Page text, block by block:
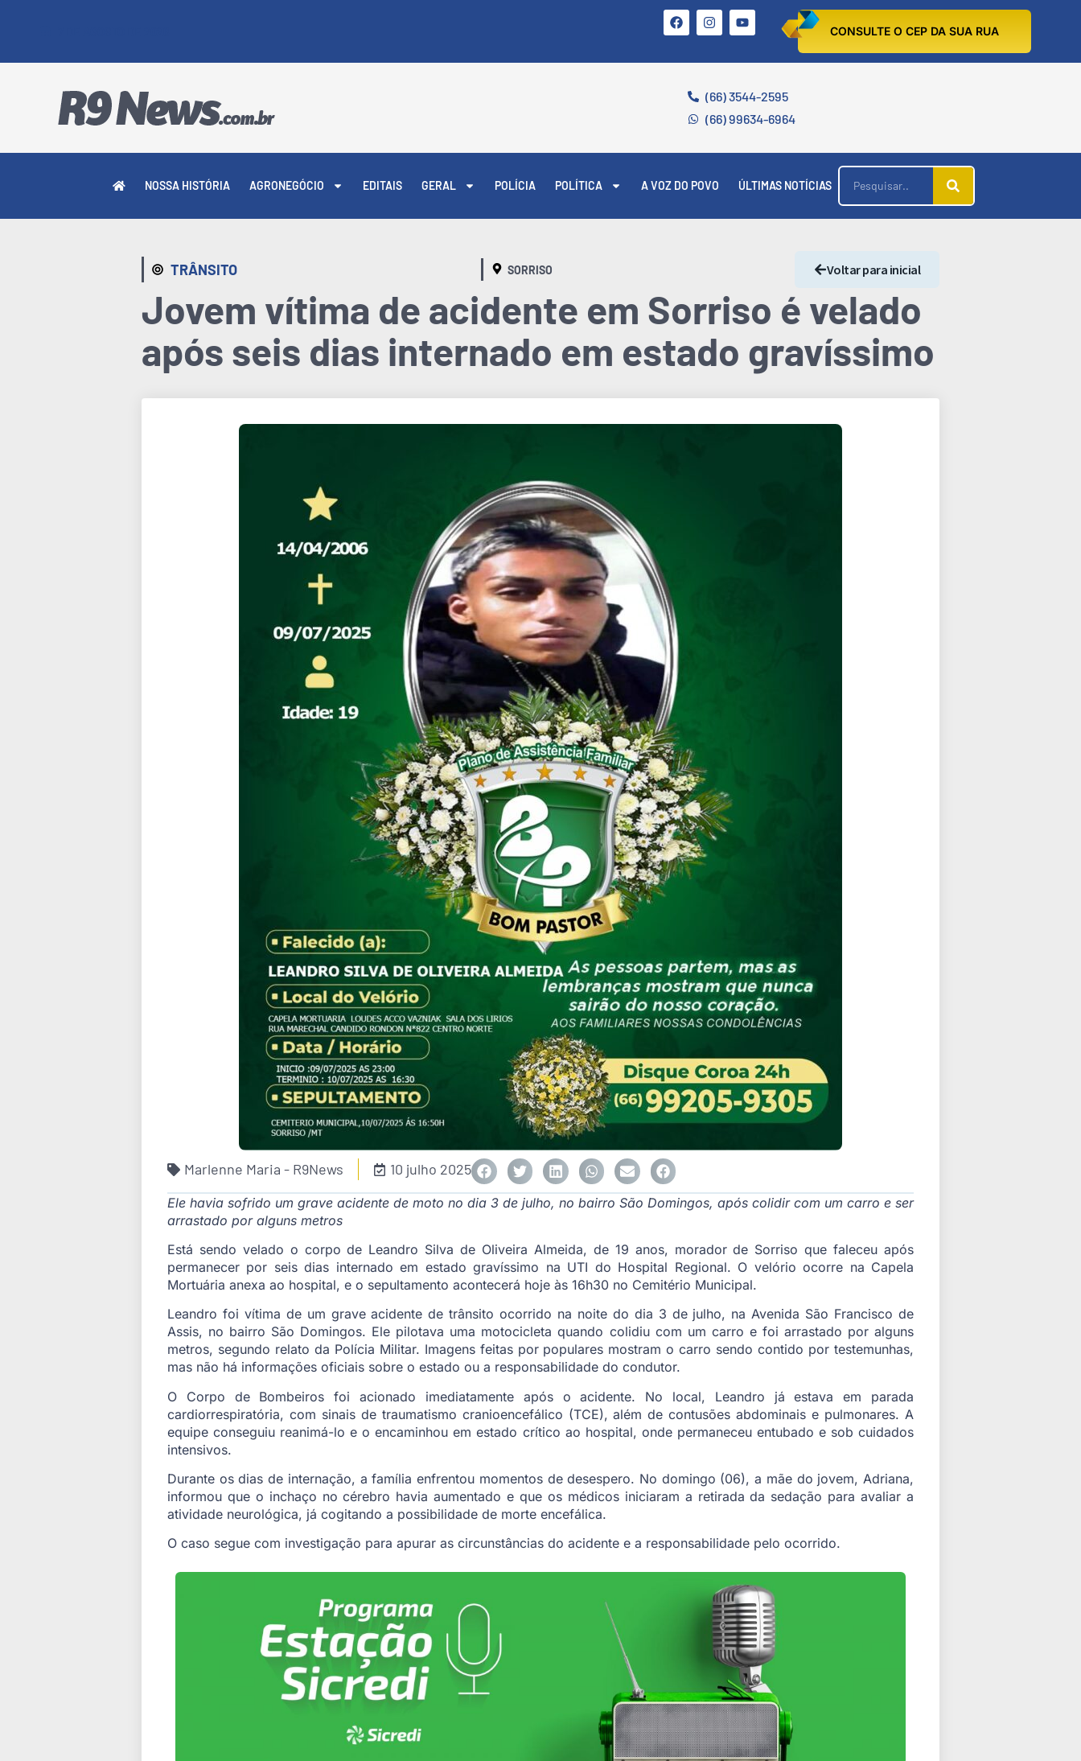
CONSULTE O CEP DA SUA RUA
(66) 3544-2595
(66) 99634-6964
NOSSA HISTÓRIA AGRONEGÓCIO EDITAIS GERAL POLÍCIA POLÍTICA A VOZ DO POVO ÚLTIMAS NOTÍCIAS
TRÂNSITO SORRISO Voltar para inicial
Jovem vítima de acidente em Sorriso é velado
após seis dias internado em estado gravíssimo
Marlenne Maria - R9News 10 julho 2025
Ele havia sofrido um grave acidente de moto no dia 3 de julho, no bairro São Domingos, após colidir com um carro e ser
arrastado por alguns metros
Está sendo velado o corpo de Leandro Silva de Oliveira Almeida, de 19 anos, morador de Sorriso que faleceu após
permanecer por seis dias internado em estado gravíssimo na UTI do Hospital Regional. O velório ocorre na Capela
Mortuária anexa ao hospital, e o sepultamento acontecerá hoje às 16h30 no Cemitério Municipal.
Leandro foi vítima de um grave acidente de trânsito ocorrido na noite do dia 3 de julho, na Avenida São Francisco de
Assis, no bairro São Domingos. Ele pilotava uma motocicleta quando colidiu com um carro e foi arrastado por alguns
metros, segundo relato da Polícia Militar. Imagens feitas por populares mostram o carro sendo contido por testemunhas,
mas não há informações oficiais sobre o estado ou a responsabilidade do condutor.
O Corpo de Bombeiros foi acionado imediatamente após o acidente. No local, Leandro já estava em parada
cardiorrespiratória, com sinais de traumatismo cranioencefálico (TCE), além de contusões abdominais e pulmonares. A
equipe conseguiu reanimá-lo e o encaminhou em estado crítico ao hospital, onde permaneceu entubado e sob cuidados
intensivos.
Durante os dias de internação, a família enfrentou momentos de desespero. No domingo (06), a mãe do jovem, Adriana,
informou que o inchaço no cérebro havia aumentado e que os médicos iniciaram a retirada da sedação para avaliar a
atividade neurológica, já cogitando a possibilidade de morte encefálica.
O caso segue com investigação para apurar as circunstâncias do acidente e a responsabilidade pelo ocorrido.